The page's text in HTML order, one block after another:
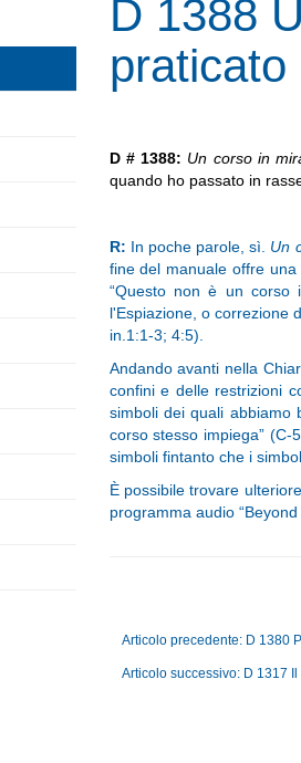
D 1388
D # 1388: Un corso in
quando ho passato in
R: In poche parole, sì. Un
fine del manuale offre
“Questo non è un corso
l'Espiazione, o correzione
in.1:1-3; 4:5).
Andando avanti nella
confini e delle restrizioni
simboli dei quali abbiamo
corso stesso impiega”
simboli fintanto che i
È possibile trovare
programma audio “Beyond
Articolo precedente: D 1380
Articolo successivo: D 1317